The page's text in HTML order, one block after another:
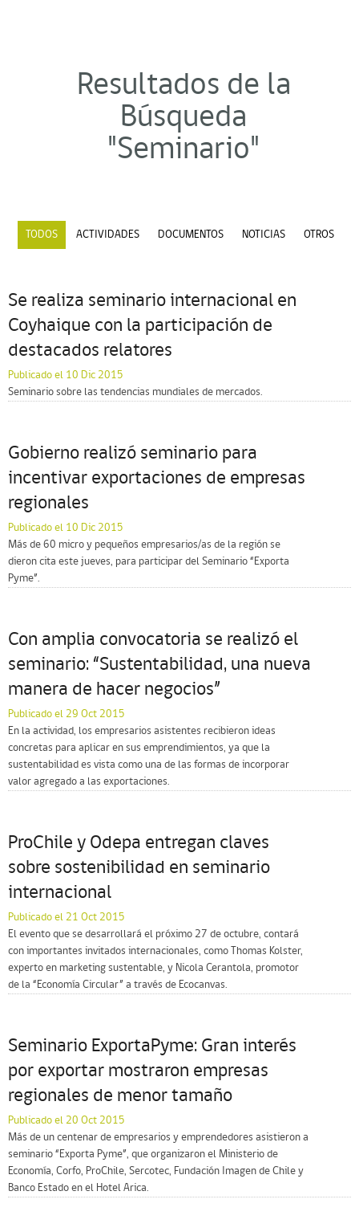
Resultados de la
Búsqueda
"Seminario"
TODOS ACTIVIDADES DOCUMENTOS NOTICIAS OTROS
Se realiza seminario internacional en
Coyhaique con la participación de
destacados relatores
Publicado el 10 Dic 2015
Seminario sobre las tendencias mundiales de mercados.
Gobierno realizó seminario para
incentivar exportaciones de empresas
regionales
Publicado el 10 Dic 2015
Más de 60 micro y pequeños empresarios/as de la región se
dieron cita este jueves, para participar del Seminario “Exporta
Pyme”.
Con amplia convocatoria se realizó el
seminario: “Sustentabilidad, una nueva
manera de hacer negocios”
Publicado el 29 Oct 2015
En la actividad, los empresarios asistentes recibieron ideas
concretas para aplicar en sus emprendimientos, ya que la
sustentabilidad es vista como una de las formas de incorporar
valor agregado a las exportaciones.
ProChile y Odepa entregan claves
sobre sostenibilidad en seminario
internacional
Publicado el 21 Oct 2015
El evento que se desarrollará el próximo 27 de octubre, contará
con importantes invitados internacionales, como Thomas Kolster,
experto en marketing sustentable, y Nicola Cerantola, promotor
de la “Economía Circular” a través de Ecocanvas.
Seminario ExportaPyme: Gran interés
por exportar mostraron empresas
regionales de menor tamaño
Publicado el 20 Oct 2015
Más de un centenar de empresarios y emprendedores asistieron a
seminario “Exporta Pyme”, que organizaron el Ministerio de
Economía, Corfo, ProChile, Sercotec, Fundación Imagen de Chile y
Banco Estado en el Hotel Arica.